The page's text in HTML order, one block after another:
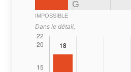
G
IMPOSSIBLE
Dans le détail,